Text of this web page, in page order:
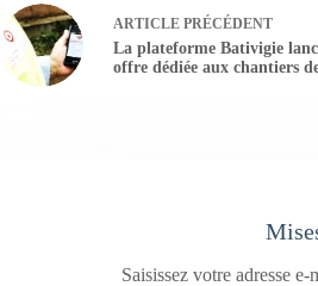
ARTICLE PRÉCÉDENT
La plateforme Bativigie
offre dédiée aux chantiers
Saisissez votre adresse